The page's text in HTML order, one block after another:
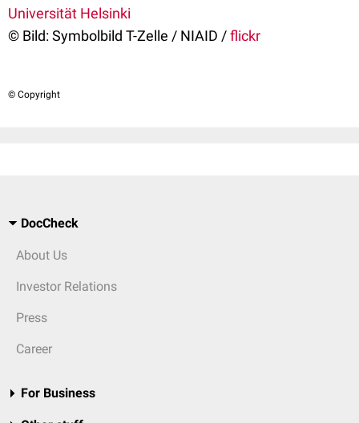
Universität Helsinki
© Bild: Symbolbild T-Zelle / NIAID /flickr
© Copyright
DocCheck
About Us
Investor Relations
Press
Career
For Business